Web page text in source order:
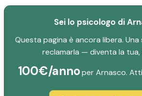
Sei lo psicologo di
Questa pagina è ancora libera.
reclamarla — diventa la tua,
100€/annoper Arnasco.